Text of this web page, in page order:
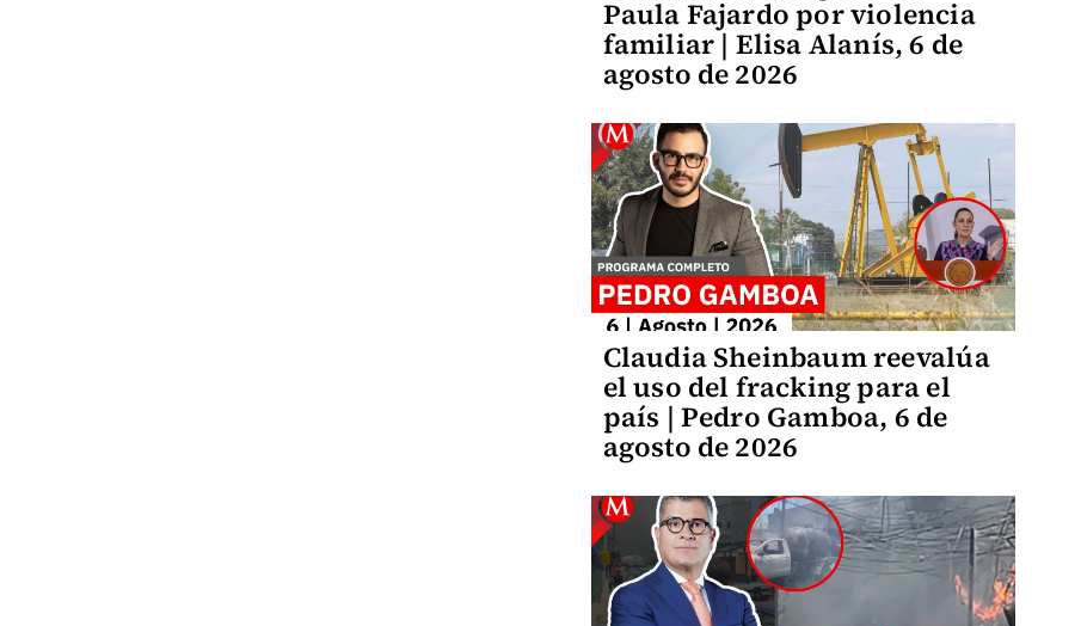
Paula Fajardo por violencia
familiar | Elisa Alanís, 6 de
agosto de 2026
Claudia Sheinbaum reevalúa
el uso del fracking para el
país | Pedro Gamboa, 6 de
agosto de 2026